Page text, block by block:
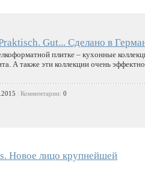
Gut... Сделано в
плитке – кухонные
А также эти коллекции очень эффектно
Комментарии: 0
Новое лицо крупнейшей